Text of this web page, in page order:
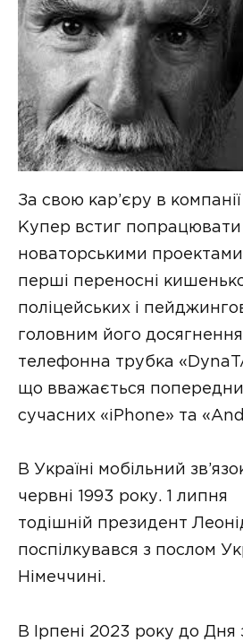
За свою кар’єру в
Купер встиг попрацювати
новаторськими
перші переносні
поліцейських і
головним його
телефонна трубка
що вважається
сучасних «iPhone» та
В Україні мобільний
червні 1993 року. 1 липня
тодішній президент
поспілкувався з послом
Німеччині.
В Ірпені 2023 року до Дня